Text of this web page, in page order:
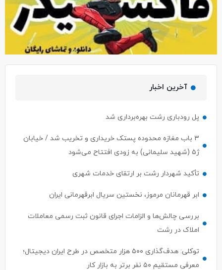
آخرین اخبار
پل رودباری رشت بهره‌برداری شد
۳ باب مغازه محدوده پستک خریداری و تخریب شد / خیابان
ژ۵ (شهید سلیمانی) به زودی افتتاح می‌شود
تأکید شهردار رشت بر ارتقای خدمات شهری
ابر قهرمانان مرموز، نخستین سریال ابرقهرمانی ایران
بررسی چالش‌ها و الزامات اجرای قانون ثبت رسمی معاملات
املاک در رشت
توکلی: هدف‌گذاری ۵۰۰ هزار متخصص در طرح ایران دیجیتال؛
معرفی مستقیم ۵۰ نفر برتر به بازار کار